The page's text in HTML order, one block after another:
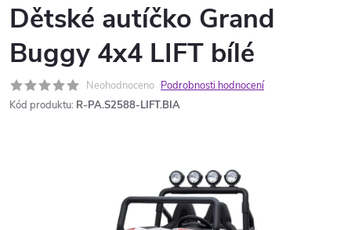
Dětské autíčko Grand
Buggy 4x4 LIFT bílé
Neohodnoceno Podrobnosti hodnocení
Kód produktu: R-PA.S2588-LIFT.BIA